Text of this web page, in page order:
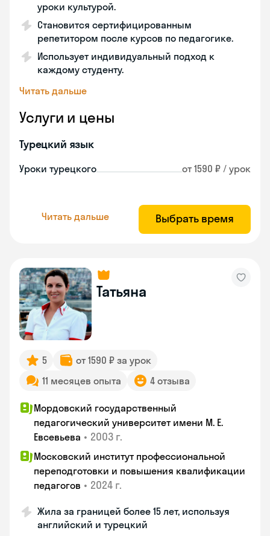
уроки культурой.
Становится сертифицированным
репетитором после курсов по педагогике.
Использует индивидуальный подход к
каждому студенту.
Читать дальше
Услуги и цены
Турецкий язык
Уроки турецкого от 1590 ₽ / урок
Читать дальше Выбрать время
Татьяна
5
от 1590 ₽ за урок
11 месяцев опыта
4 отзыва
Мордовский государственный
педагогический университет имени М. Е.
Евсевьева • 2003 г.
Московский институт профессиональной
переподготовки и повышения квалификации
педагогов • 2024 г.
Жила за границей более 15 лет, используя
английский и турецкий